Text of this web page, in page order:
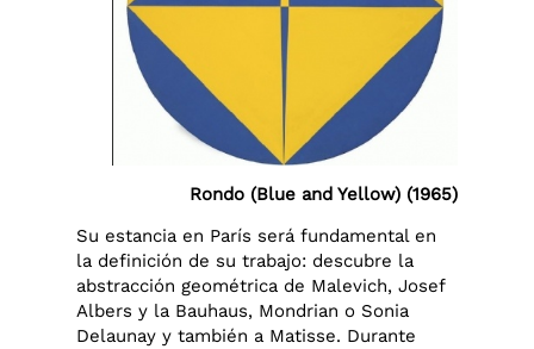
Rondo (Blue and Yellow) (1965)
Su estancia en París será fundamental en
la definición de su trabajo: descubre la
abstracción geométrica de Malevich, Josef
Albers y la Bauhaus, Mondrian o Sonia
Delaunay y también a Matisse. Durante